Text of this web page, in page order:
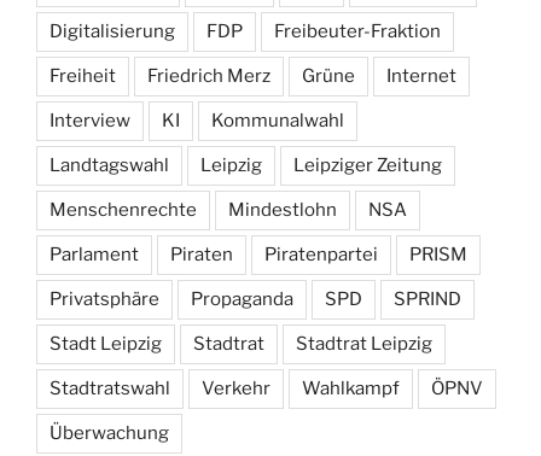
Digitalisierung FDP Freibeuter-Fraktion
Freiheit Friedrich Merz Grüne Internet
Interview KI Kommunalwahl
Landtagswahl Leipzig Leipziger Zeitung
Menschenrechte Mindestlohn NSA
Parlament Piraten Piratenpartei PRISM
Privatsphäre Propaganda SPD SPRIND
Stadt Leipzig Stadtrat Stadtrat Leipzig
Stadtratswahl Verkehr Wahlkampf ÖPNV
Überwachung